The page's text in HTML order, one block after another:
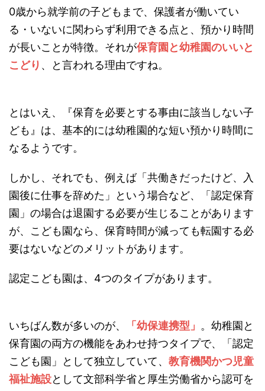
0歳から就学前の子どもまで、保護者が働いてい
る・いないに関わらず利用できる点と、預かり時間
が長いことが特徴。それが保育園と幼稚園のいいと
こどり 、と言われる理由ですね。
とはいえ、『保育を必要とする事由に該当しない子
ども』は、基本的には幼稚園的な短い預かり時間に
なるようです。
しかし、それでも、例えば「共働きだったけど、入
園後に仕事を辞めた」という場合など、「認定保育
園」の場合は退園する必要が生じることがあります
が、こども園なら、保育時間が減っても転園する必
要はないなどのメリットがあります。
認定こども園は、4つのタイプがあります。
いちばん数が多いのが、 「幼保連携型」 。幼稚園と
保育園の両方の機能をあわせ持つタイプで、「認定
こども園」として独立していて、 教育機関かつ児童
福祉施設として文部科学省と厚生労働省から認可を